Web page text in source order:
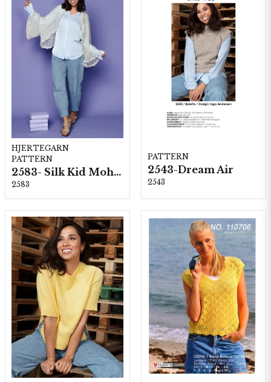
HJERTEGARN
PATTERN
2583- Silk Kid Mohair
2583
PATTERN
2543-Dream Air
2543